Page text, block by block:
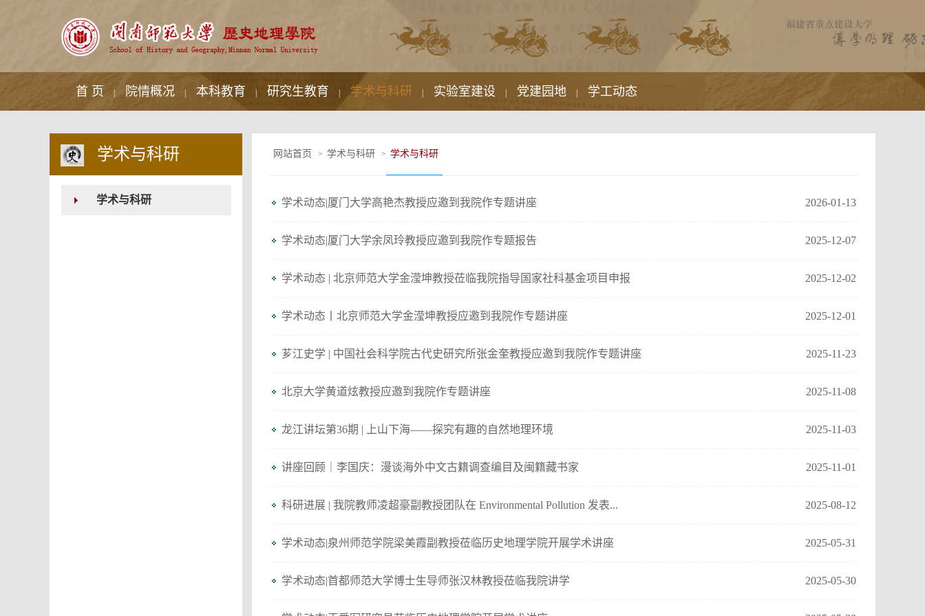
首 页 院情概况 本科教育 研究生教育 学术与科研 实验室建设 党建园地 学工动态
学术与科研
学术与科研
网站首页 > 学术与科研 > 学术与科研
2026-01-13
学术动态|厦门大学高艳杰教授应邀到我院作专题讲座
2025-12-07
学术动态|厦门大学余凤玲教授应邀到我院作专题报告
2025-12-02
学术动态 | 北京师范大学金滢坤教授莅临我院指导国家社科基金项目申报
2025-12-01
学术动态丨北京师范大学金滢坤教授应邀到我院作专题讲座
2025-11-23
芗江史学 | 中国社会科学院古代史研究所张金奎教授应邀到我院作专题讲座
2025-11-08
北京大学黄道炫教授应邀到我院作专题讲座
2025-11-03
龙江讲坛第36期 | 上山下海——探究有趣的自然地理环境
2025-11-01
讲座回顾｜李国庆：漫谈海外中文古籍调查编目及闽籍藏书家
2025-08-12
科研进展 | 我院教师凌超豪副教授团队在 Environmental Pollution 发表...
2025-05-31
学术动态|泉州师范学院梁美霞副教授莅临历史地理学院开展学术讲座
2025-05-30
学术动态|首都师范大学博士生导师张汉林教授莅临我院讲学